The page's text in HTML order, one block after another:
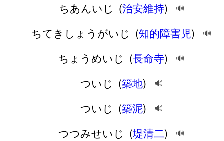
ちあんいじ (治安維持) 🔊
ちてきしょうがいじ (知的障害児) 🔊
ちょうめいじ (長命寺) 🔊
ついじ (築地) 🔊
ついじ (築泥) 🔊
つつみせいじ (堤清二) 🔊